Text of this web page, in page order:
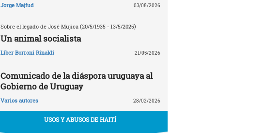
Jorge Majfud 03/08/2026
Sobre el legado de José Mujica (20/5/1935 - 13/5/2025)
Un animal socialista
Líber Borroni Rinaldi 21/05/2026
Comunicado de la diáspora uruguaya al
Gobierno de Uruguay
Varios autores 28/02/2026
USOS Y ABUSOS DE HAITÍ